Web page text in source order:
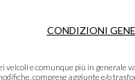
CONDIZIONI
veicoli e comunque più in generale
comprese aggiunte e/o